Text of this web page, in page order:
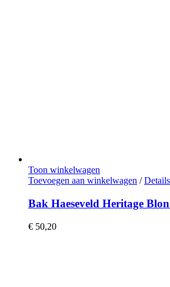
Toon winkelwagen
Toevoegen aan winkelwagen / Details
Bak Haeseveld Heritage
€ 50,20